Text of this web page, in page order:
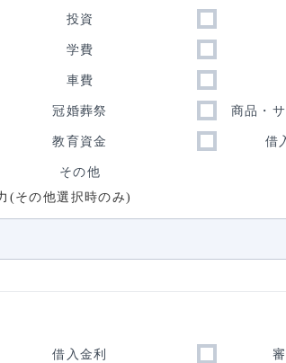
投資
学費
車費
冠婚葬祭 商品・
教育資金 借
その他
(その他選択時のみ)
借入金利